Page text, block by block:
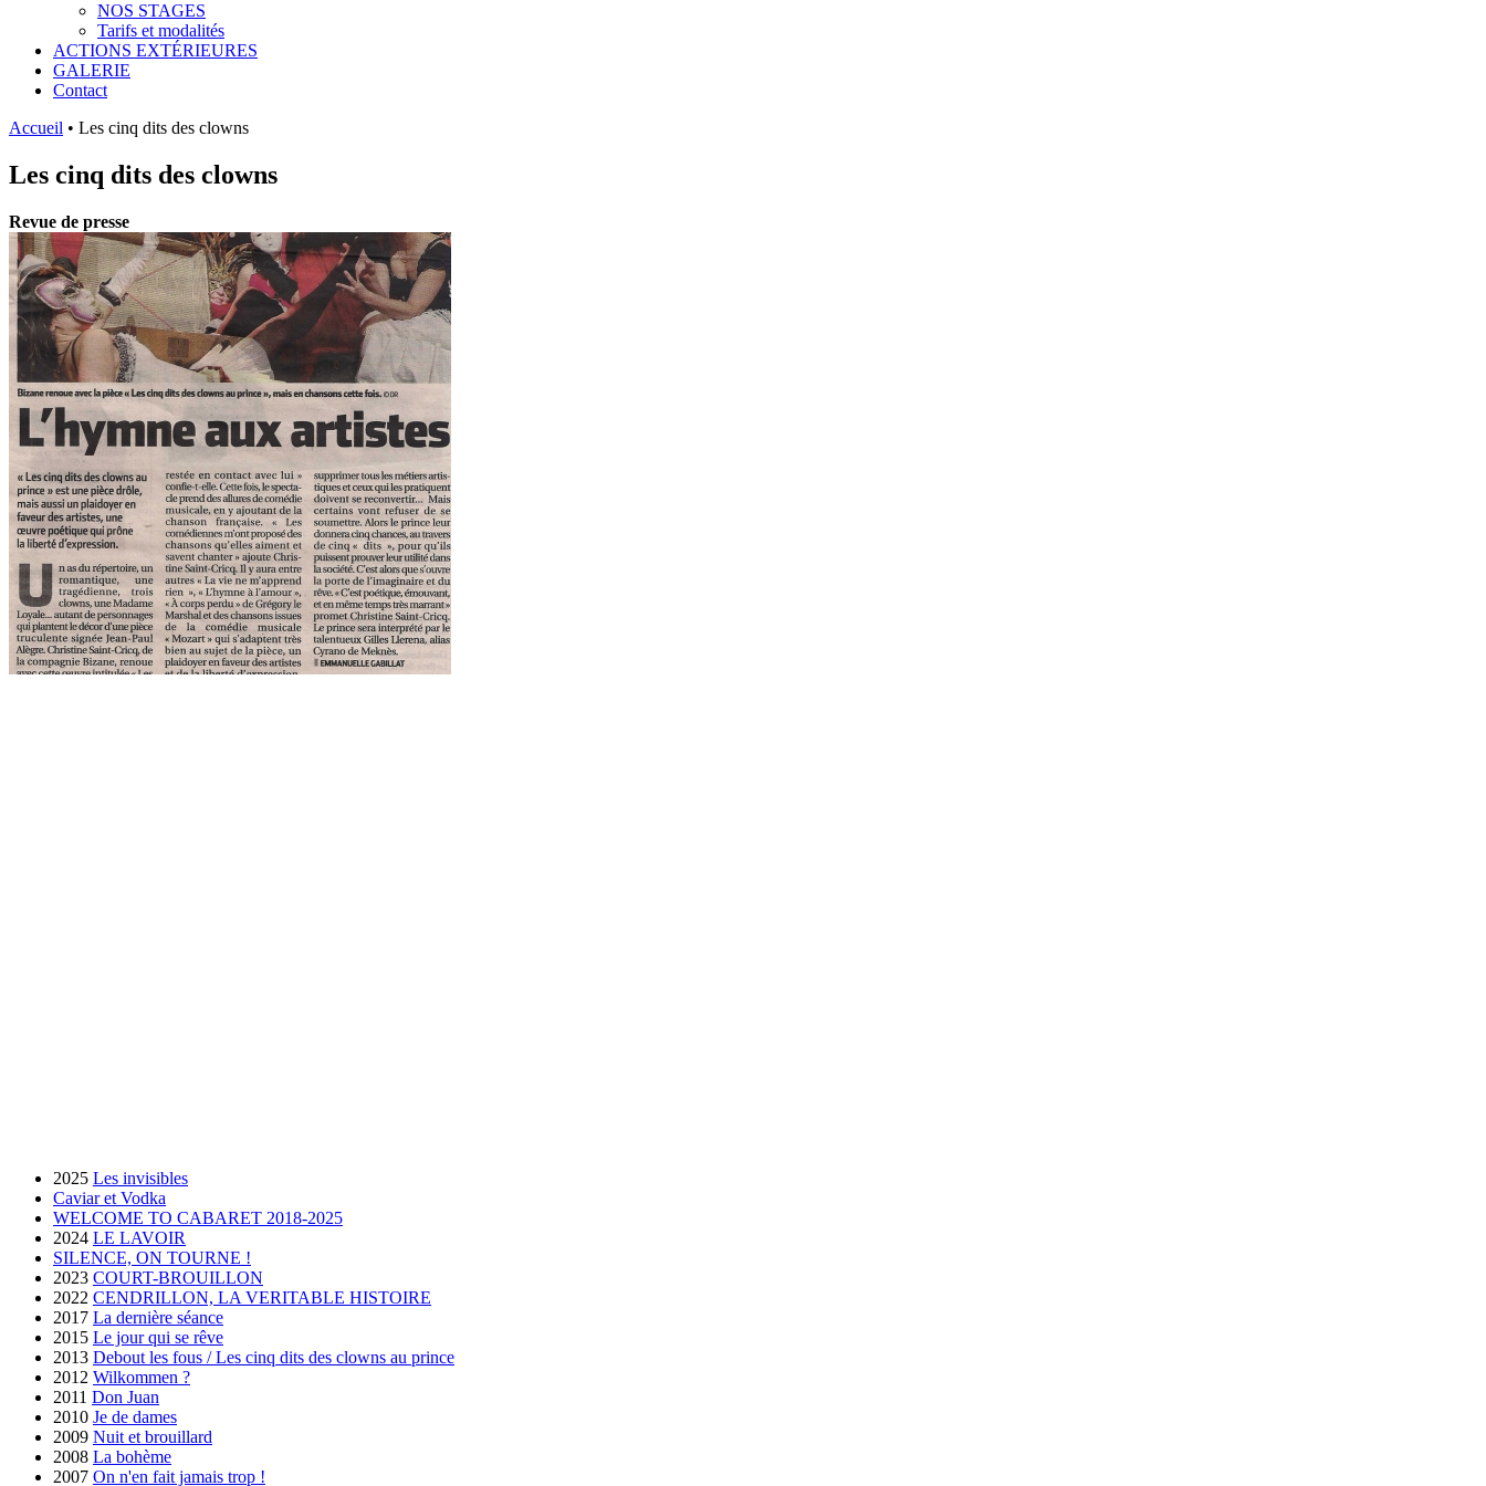
NOS STAGES
Tarifs et modalités
ACTIONS EXTÉRIEURES
GALERIE
Contact
Accueil • Les cinq dits des clowns
Les cinq dits des clowns
Revue de presse
2025 Les invisibles
Caviar et Vodka
WELCOME TO CABARET 2018-2025
2024 LE LAVOIR
SILENCE, ON TOURNE !
2023 COURT-BROUILLON
2022 CENDRILLON, LA VERITABLE HISTOIRE
2017 La dernière séance
2015 Le jour qui se rêve
2013 Debout les fous / Les cinq dits des clowns au prince
2012 Wilkommen ?
2011 Don Juan
2010 Je de dames
2009 Nuit et brouillard
2008 La bohème
2007 On n'en fait jamais trop !